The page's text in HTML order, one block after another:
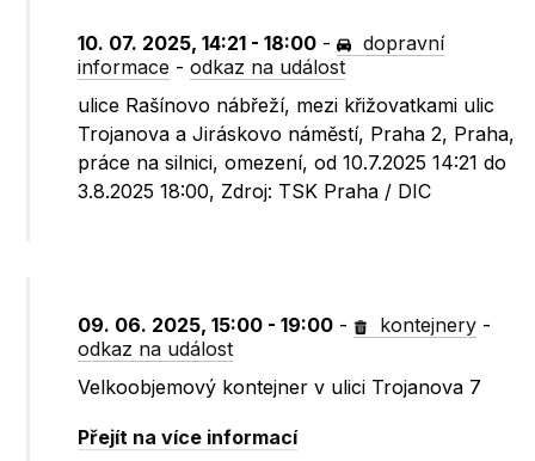
10. 07. 2025, 14:21 - 18:00 -
dopravní
informace -odkaz na událost
ulice Rašínovo nábřeží, mezi křižovatkami ulic
Trojanova a Jiráskovo náměstí, Praha 2, Praha,
práce na silnici, omezení, od 10.7.2025 14:21 do
3.8.2025 18:00, Zdroj: TSK Praha / DIC
09. 06. 2025, 15:00 - 19:00 - kontejnery -
odkaz na událost
Velkoobjemový kontejner v ulici Trojanova 7
Přejít na více informací